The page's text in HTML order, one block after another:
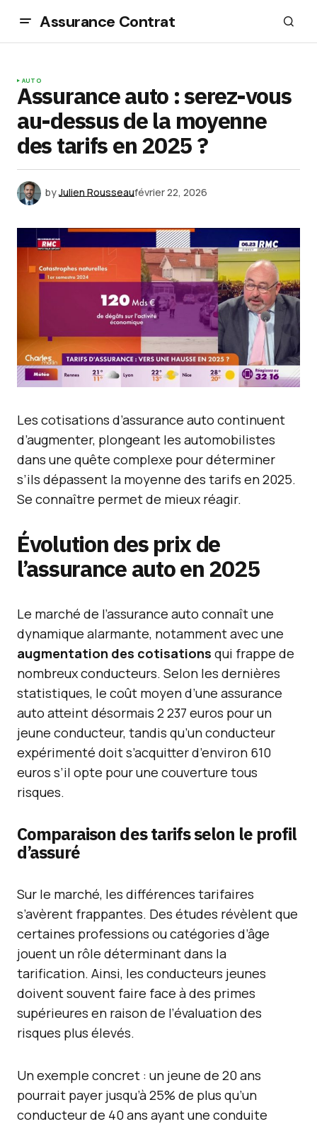
Assurance Contrat
AUTO
Assurance auto : serez-vous
au-dessus de la moyenne
des tarifs en 2025 ?
byJulien Rousseaufévrier 22, 2026
Les cotisations d’assurance auto continuent
d’augmenter, plongeant les automobilistes
dans une quête complexe pour déterminer
s’ils dépassent la moyenne des tarifs en 2025.
Se connaître permet de mieux réagir.
Évolution des prix de
l’assurance auto en 2025
Le marché de l’assurance auto connaît une
dynamique alarmante, notamment avec une
augmentation des cotisations qui frappe de
nombreux conducteurs. Selon les dernières
statistiques, le coût moyen d’une assurance
auto atteint désormais 2 237 euros pour un
jeune conducteur, tandis qu’un conducteur
expérimenté doit s’acquitter d’environ 610
euros s’il opte pour une couverture tous
risques.
Comparaison des tarifs selon le profil
d’assuré
Sur le marché, les différences tarifaires
s’avèrent frappantes. Des études révèlent que
certaines professions ou catégories d’âge
jouent un rôle déterminant dans la
tarification. Ainsi, les conducteurs jeunes
doivent souvent faire face à des primes
supérieures en raison de l’évaluation des
risques plus élevés.
Un exemple concret : un jeune de 20 ans
pourrait payer jusqu’à 25% de plus qu’un
conducteur de 40 ans ayant une conduite